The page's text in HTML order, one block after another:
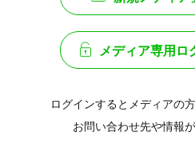
メディア専用ロ
ログインするとメディアの
お問い合わせ先や情報